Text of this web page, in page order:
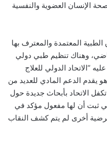
الإنسان العضوية والنفسية
الطبية المعتمدة والمعترف بها
وهناك تنظيم طبي دولي
“الاتحاد الدولي للعلاج
يقدم الدعم المادي للعديد من
الاتحاد بأبحاث جديدة حول
ثبت أن لها مفعول مؤكد في
أخرى لم يتم كشف النقاب